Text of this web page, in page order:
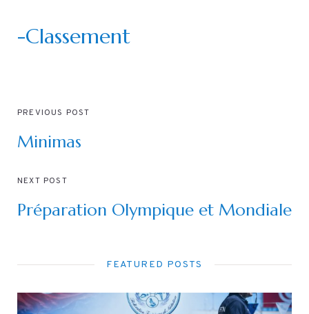
-Classement
PREVIOUS POST
Minimas
NEXT POST
Préparation Olympique et Mondiale
FEATURED POSTS